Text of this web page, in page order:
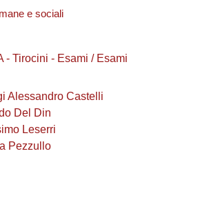
e sociali
- Tirocini - Esami / Esami
Alessandro Castelli
Del Din
Leserri
Pezzullo